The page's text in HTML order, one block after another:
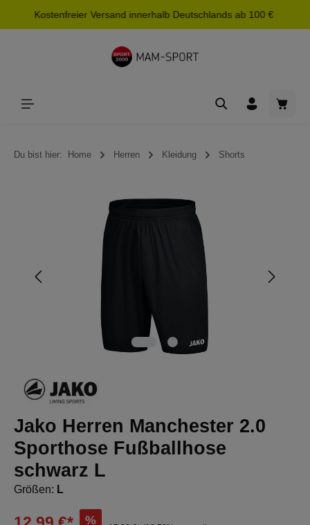
springen
Kostenfreier Versand innerhalb Deutschlands ab 100 €
Du bist hier: Home Herren Kleidung Shorts
Bildergalerie überspringen
Jako Herren Manchester 2.0
Sporthose Fußballhose
schwarz L
Größen: L
%